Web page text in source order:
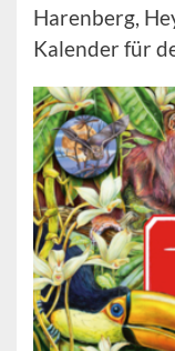
Harenberg,
Kalender für